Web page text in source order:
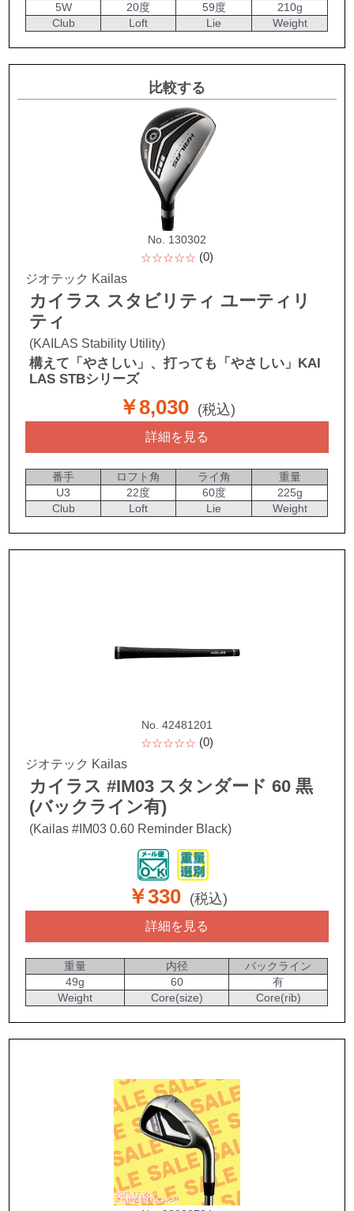
5W
20度 59度
210g
Club
Loft Lie Weight
比較する
No. 130302
☆☆☆☆☆ (0)
ジオテック Kailas
カイラス スタビリティ ユーティリ
ティ
(KAILAS Stability Utility)
構えて「やさしい」、打っても「やさしい」KAI
LAS STBシリーズ
￥8,030 (税込)
詳細を見る
番手 ロフト角 ライ角
重量
U3
22度 60度
225g
Club
Loft Lie Weight
No. 42481201
☆☆☆☆☆ (0)
ジオテック Kailas
カイラス #IM03 スタンダード 60 黒
(バックライン有)
(Kailas #IM03 0.60 Reminder Black)
￥330 (税込)
詳細を見る
重量 内径
バックライン
49g
60
有
Weight
Core(size) Core(rib)